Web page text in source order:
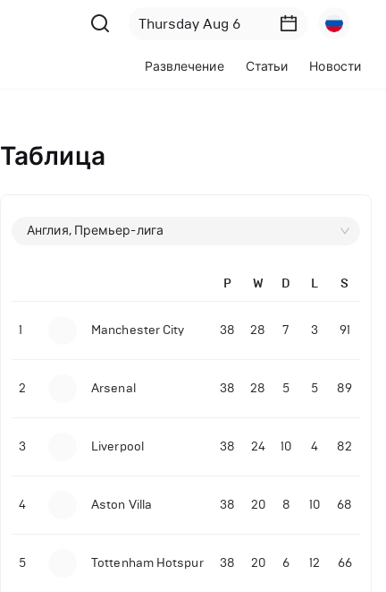
Развлечение Статьи Новости
Таблица
Англия, Премьер-лига
P W D L S
1 Manchester City 38 28 7 3 91
2 Arsenal 38 28 5 5 89
3 Liverpool 38 24 10 4 82
4 Aston Villa 38 20 8 10 68
5 Tottenham Hotspur 38 20 6 12 66